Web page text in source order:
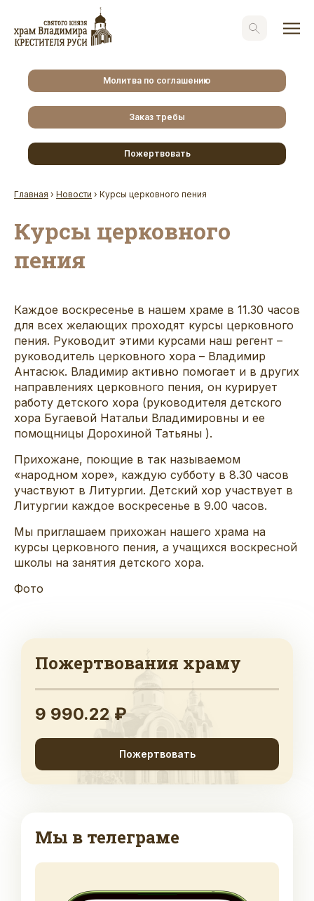
Молитва по соглашению
Заказ требы
Пожертвовать
Главная › Новости › Курсы церковного пения
Курсы церковного
пения
Каждое воскресенье в нашем храме в 11.30 часов
для всех желающих проходят курсы церковного
пения. Руководит этими курсами наш регент –
руководитель церковного хора – Владимир
Антасюк. Владимир активно помогает и в других
направлениях церковного пения, он курирует
работу детского хора (руководителя детского
хора Бугаевой Натальи Владимировны и ее
помощницы Дорохиной Татьяны ).
Прихожане, поющие в так называемом
«народном хоре», каждую субботу в 8.30 часов
участвуют в Литургии. Детский хор участвует в
Литургии каждое воскресенье в 9.00 часов.
Мы приглашаем прихожан нашего храма на
курсы церковного пения, а учащихся воскресной
школы на занятия детского хора.
Фото
Пожертвования храму
9 990.22 ₽
Пожертвовать
Мы в телеграме